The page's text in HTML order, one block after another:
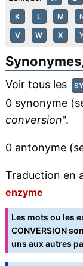
K L M
V W X
Voir tous les
0 synonyme
conversion".
0 antonyme
Traduction en
enzyme
Les mots ou les
CONVERSION
uns aux autres